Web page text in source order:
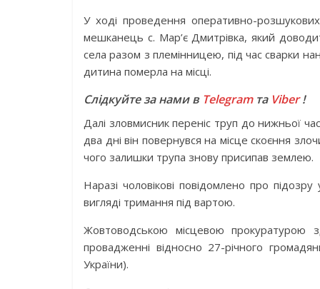
У ході проведення оперативно-
мешканець с. Мар’є Дмитрівка, який
села разом з племінницею, під час сварки
дитина померла на місці.
Слідкуйте за нами в Telegramта Viber!
Далі зловмисник переніс труп до нижньої
два дні він повернувся на місце скоєння
чого залишки трупа знову присипав землею.
Наразі чоловікові повідомлено про
вигляді тримання під вартою.
Жовтоводською місцевою прокуратурою
провадженні відносно 27-річного
України).